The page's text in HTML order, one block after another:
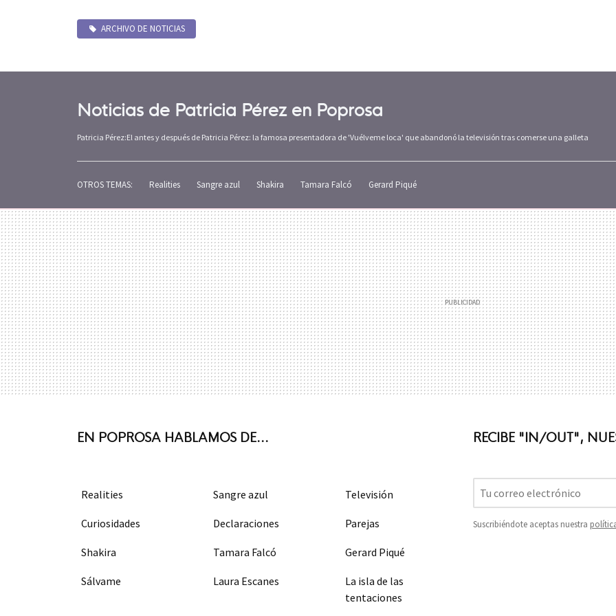
ARCHIVO DE NOTICIAS
Noticias de Patricia Pérez en Poprosa
Patricia Pérez:El antes y después de Patricia Pérez: la famosa presentadora de 'Vuélveme loca' que abandonó la televisión tras comerse una galleta
OTROS TEMAS: Realities Sangre azul Shakira Tamara Falcó Gerard Piqué
RECIBE "IN/OUT",
Suscribiéndote aceptas nuestra
EN POPROSA HABLAMOS DE...
Realities Sangre azul Televisión
Curiosidades Declaraciones Parejas
Shakira Tamara Falcó Gerard Piqué
Sálvame Laura Escanes
La isla de las
tentaciones